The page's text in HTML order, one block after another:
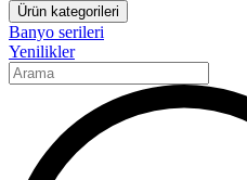
Ürün kategorileri
Banyo serileri
Yenilikler